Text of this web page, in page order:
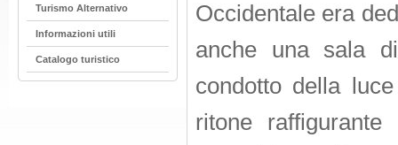
Turismo Alternativo
Informazioni utili
Catalogo turistico
Occidentale era
anche una sala
condotto della
ritone